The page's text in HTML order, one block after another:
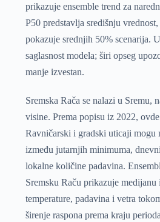
prikazuje ensemble trend za
P50 predstavlja središnju
pokazuje srednjih 50% scenarija.
saglasnost modela; širi opseg
manje izvestan.
Sremska Rača se nalazi u Sremu,
visine. Prema popisu iz 2022,
Ravničarski i gradski uticaji mogu
između jutarnjih minimuma,
lokalne količine padavina.
Sremsku Raču prikazuje medijanu
temperature, padavina i vetra
širenje raspona prema kraju